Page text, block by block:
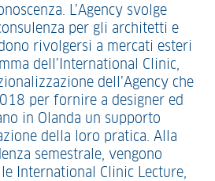
L’Agency svolge
per gli architetti e
rivolgersi a mercati esteri
dell’International Clinic,
dell’Agency che
per fornire a designer ed
in Olanda un supporto
della loro pratica. Alla
semestrale, vengono
International Clinic Lecture,